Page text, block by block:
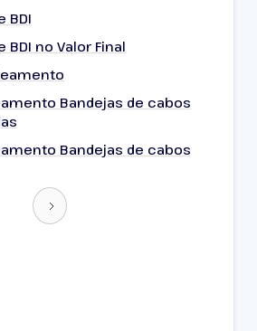
BDI
no Valor Final
Bandejas de cabos
Bandejas de cabos